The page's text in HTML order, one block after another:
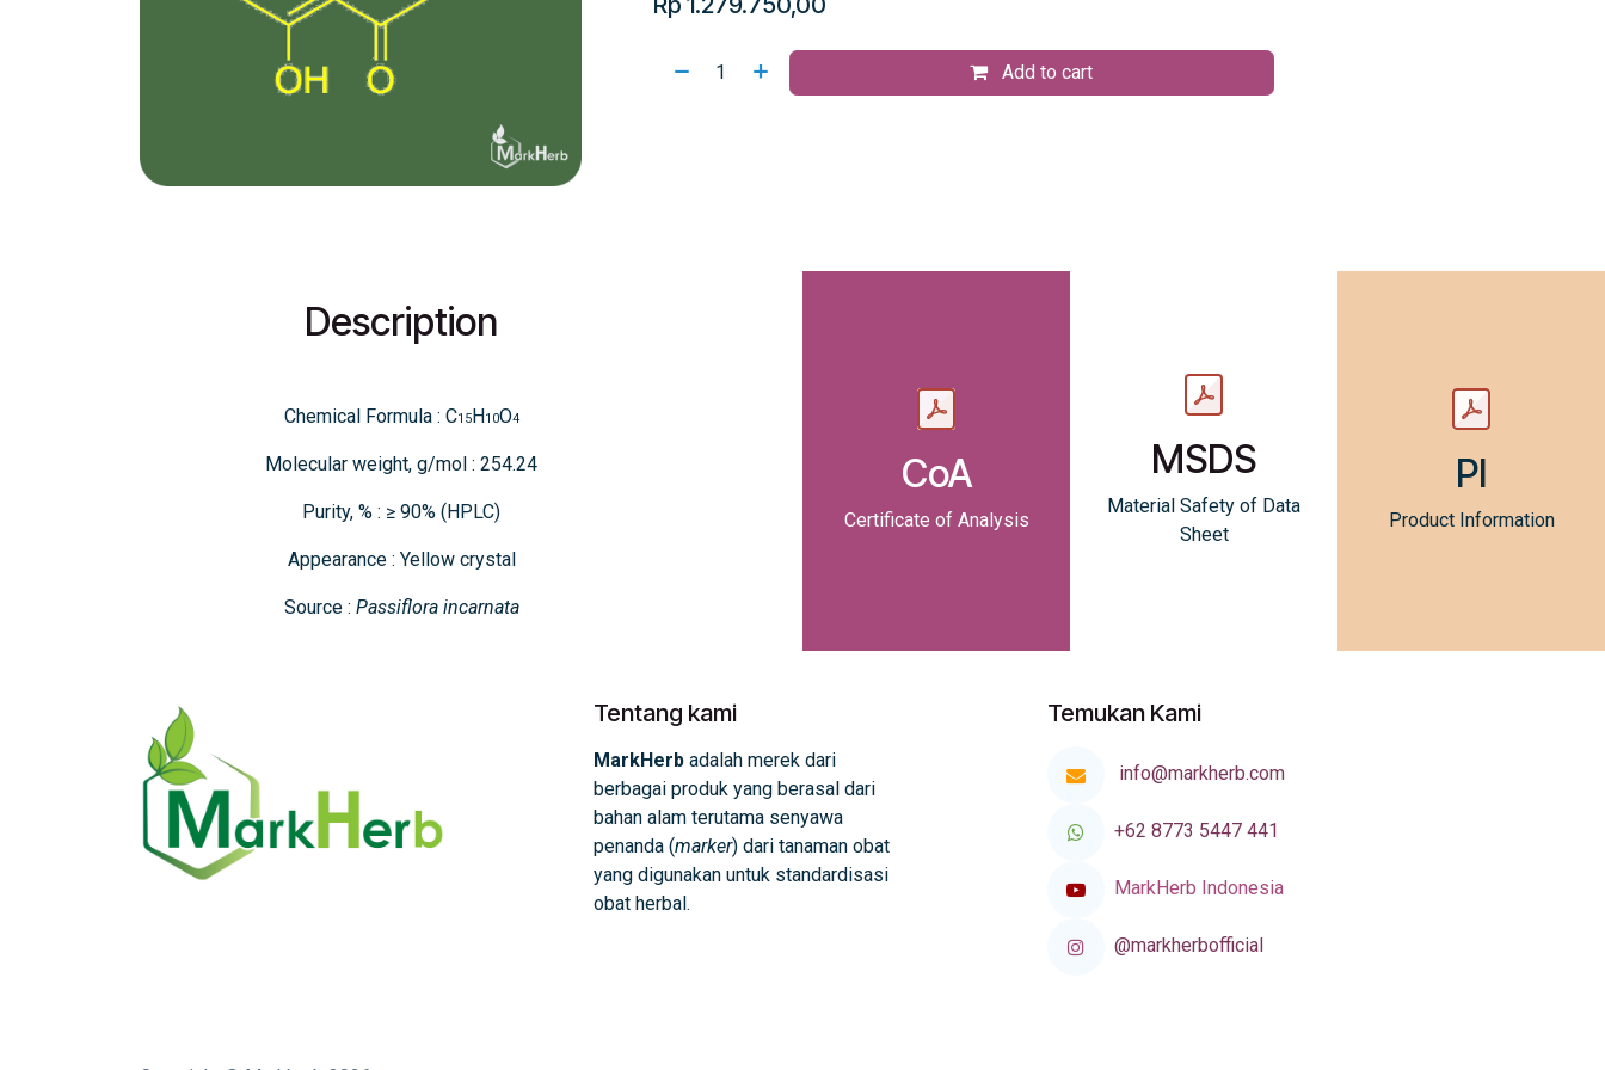
Add to cart
Description
Chemical Formula : C15H10O4
Molecular weight, g/mol : 254.24
Purity, % : ≥ 90% (HPLC)
Appearance : Yellow crystal
Source : Passiflora incarnata
CoA
Certificate of Analysis
MSDS
Material Safety of Data
Sheet
PI
Product Information
Tentang kami
MarkHerb adalah merek dari
berbagai produk yang berasal dari
bahan alam terutama senyawa
penanda (marker) dari tanaman obat
yang digunakan untuk standardisasi
obat herbal.
Temukan Kami
info@markherb.com
+62 8773 5447 441
MarkHerb Indonesia
@markherbofficial